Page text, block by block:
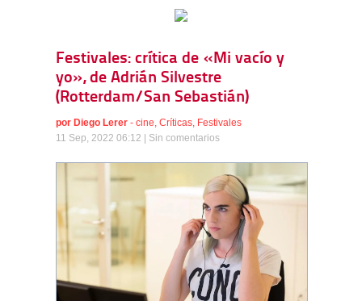
Festivales: crítica de «Mi vacío y
yo», de Adrián Silvestre
(Rotterdam/San Sebastián)
por Diego Lerer - cine, Críticas, Festivales
11 Sep, 2022 06:12 | Sin comentarios